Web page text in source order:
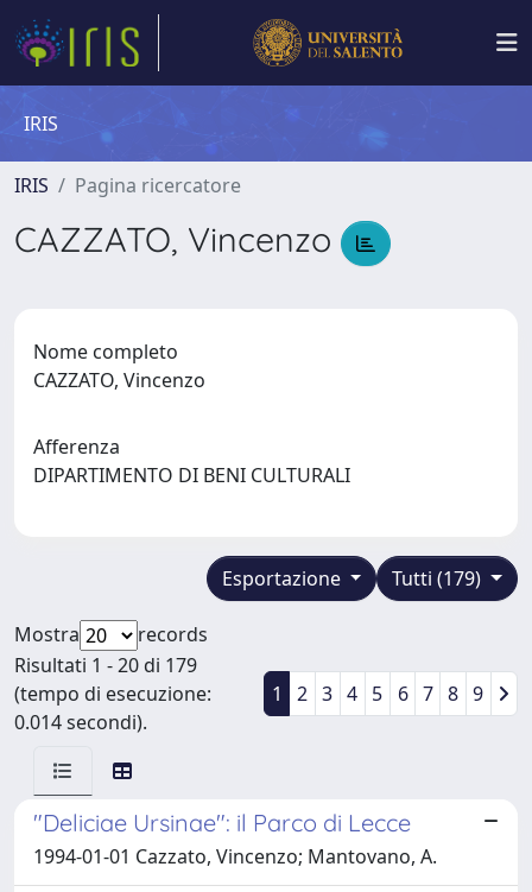
IRIS
IRIS Pagina ricercatore
CAZZATO, Vincenzo
Nome completo
CAZZATO, Vincenzo
Afferenza
DIPARTIMENTO DI BENI CULTURALI
Tutti (179)
Esportazione
Mostra
records
Risultati 1 - 20 di 179
(tempo di esecuzione:
0.014 secondi).
1 2 3 4 5 6 7 8 9
"Deliciae Ursinae": il Parco di Lecce
1994-01-01 Cazzato, Vincenzo; Mantovano, A.